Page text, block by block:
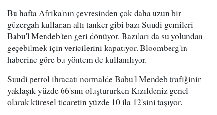
Bu hafta Afrika'nın çevresinden çok daha uzun bir
güzergah kullanan altı tanker gibi bazı Suudi gemileri
Babu'l Mendeb'ten geri dönüyor. Bazıları da su yolundan
geçebilmek için vericilerini kapatıyor. Bloomberg'in
haberine göre bu yöntem de kullanılıyor.
Suudi petrol ihracatı normalde Babu'l Mendeb trafiğinin
yaklaşık yüzde 66'sını oluştururken Kızıldeniz genel
olarak küresel ticaretin yüzde 10 ila 12'sini taşıyor.